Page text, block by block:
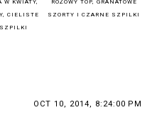
W KWIATY,
CIELISTE
RÓŻOWY TOP, GRANATOWE
SZORTY I CZARNE SZPILKI
OCT 10, 2014, 8:24:00 PM